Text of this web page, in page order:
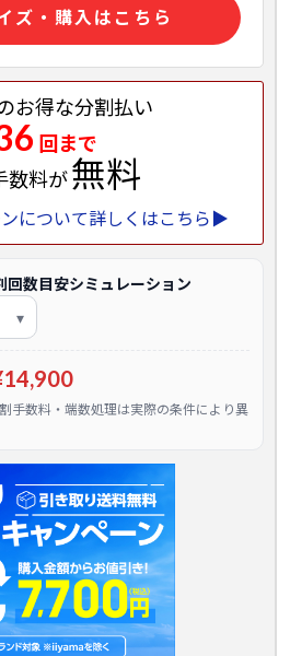
ズ・購入はこちら
お得な分割払い
回まで
数料が無料
について詳しくはこちら▶
回数目安シミュレーション
手数料・端数処理は実際の条件により異